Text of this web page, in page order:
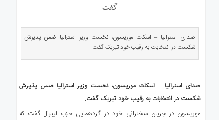
ارتباط
گفت
صدای استرالیا – اسکات موریسون، نخست وزیر استرالیا ضمن پذیرش
شکست در انتخابات به رقیب خود تبریک گفت.
صدای استرالیا – اسکات موریسون، نخست وزیر استرالیا ضمن پذیرش
شکست در انتخابات به رقیب خود تبریک گفت.
موریسون در جریان سخنرانی خود در گردهمایی حزب لیبرال گفت که